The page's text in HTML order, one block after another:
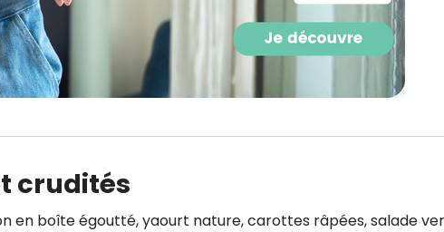
crudités
en boîte égoutté, yaourt nature, carottes râpées, salade